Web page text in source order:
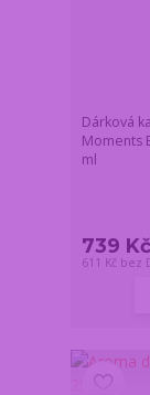
Dárková
Moments
ml
739
611 Kč bez